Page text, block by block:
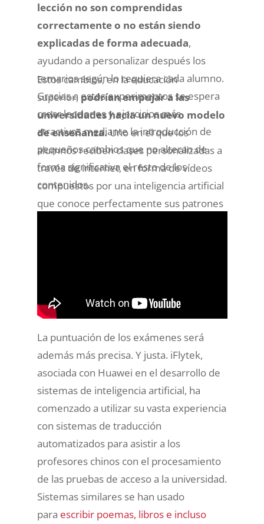
lección no son comprendidas
correctamente o no están siendo
explicadas de forma adecuada,
ayudando a personalizar después los
temarios según lo requiera cada alumno.
Gracias a estos experimentos se espera
crear lecciones y ejercicios más
atractivos mediante la introducción de
pequeños cambios que no alteran de
forma significativa el resto de los
contenidos.
Estos cambios, en la educación
superior, podrían empujar a las
universidades hacia un nuevo modelo
de enseñanza.Uno en el que los
alumnos reciben clases personalizadas a
través de internet, en forma de vídeos
compuestos por una inteligencia artificial
que conoce perfectamente sus patrones
conocimientos adquiridos.
La puntuación de los exámenes será
además más precisa. Y justa. iFlytek,
asociada con Huawei en el desarrollo de
sistemas de inteligencia artificial, ha
comenzado a utilizar su vasta experiencia
con sistemas de traducción
automatizados para asistir a los
profesores chinos con el procesamiento
de las pruebas de acceso a la universidad.
Sistemas similares se han usado
para escribir poemas, libros e incluso